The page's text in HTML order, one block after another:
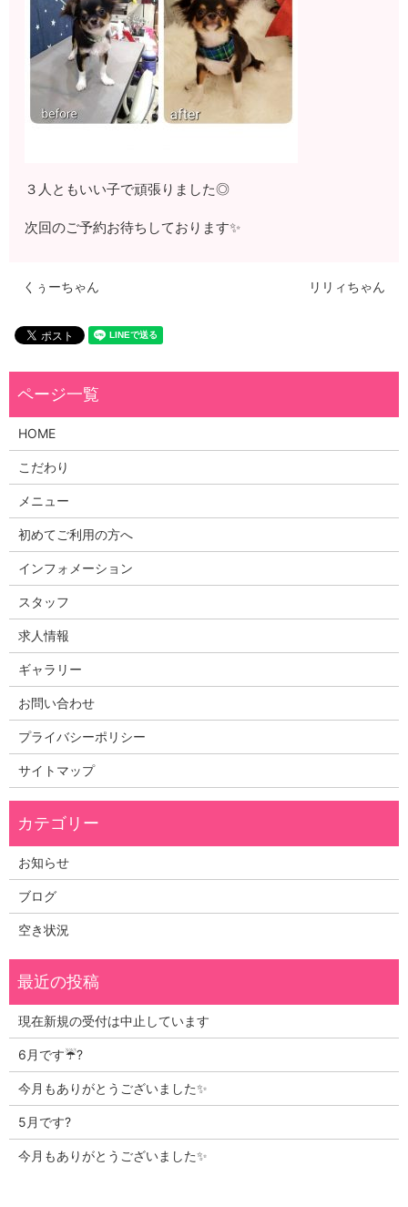
３人ともいい子で頑張りました◎
次回のご予約お待ちしております✨
くぅーちゃん リリィちゃん
HOME
こだわり
メニュー
初めてご利用の方へ
インフォメーション
スタッフ
求人情報
ギャラリー
お問い合わせ
プライバシーポリシー
サイトマップ
お知らせ
ブログ
空き状況
現在新規の受付は中止しています
6月です☔?
今月もありがとうございました✨
5月です?
今月もありがとうございました✨